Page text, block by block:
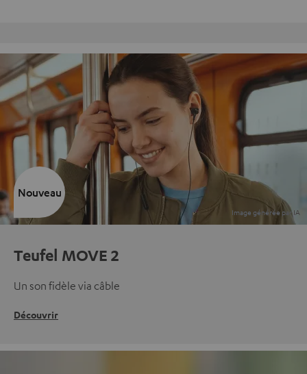
Teufel MOVE 2
Un son fidèle via câble
Découvrir
Nouveau